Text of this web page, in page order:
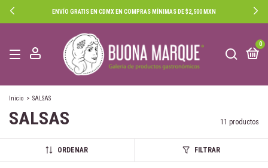
ENVÍO GRATIS EN CDMX EN COMPRAS MÍNIMAS DE $2,500 MXN
0
Inicio > SALSAS
SALSAS 11 productos
ORDENAR FILTRAR